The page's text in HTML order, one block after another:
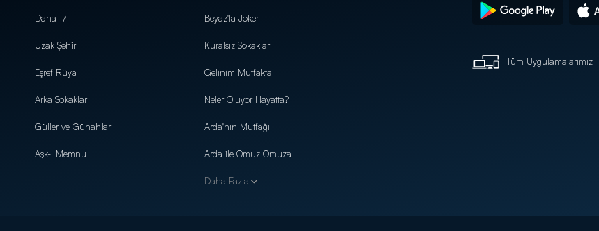
Daha 17
Uzak Şehir
Eşref Rüya
Arka Sokaklar
Güller ve Günahlar
Aşk-ı Memnu
Beyaz'la Joker
Kuralsız Sokaklar
Gelinim Mutfakta
Neler Oluyor Hayatta?
Arda'nın Mutfağı
Arda ile Omuz Omuza
Daha Fazla
Tüm Uygulamalarımız